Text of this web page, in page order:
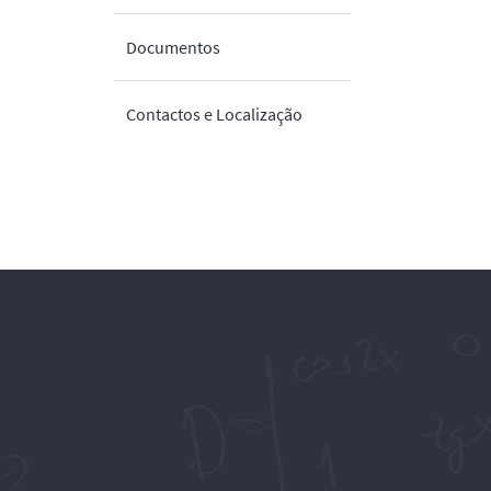
Documentos
Contactos e Localização